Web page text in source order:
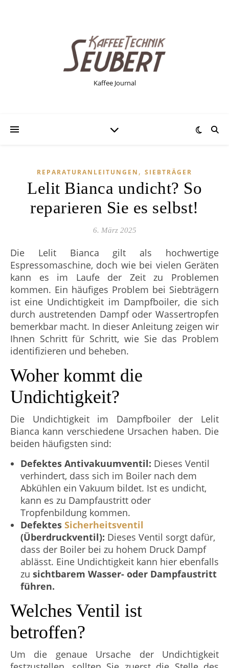
Kaffee Journal
REPARATURANLEITUNGEN , SIEBTRÄGER
Lelit Bianca undicht? So
reparieren Sie es selbst!
6. März 2025
Die Lelit Bianca gilt als hochwertige
Espressomaschine, doch wie bei vielen Geräten
kann es im Laufe der Zeit zu Problemen
kommen. Ein häufiges Problem bei Siebträgern
ist eine Undichtigkeit im Dampfboiler, die sich
durch austretenden Dampf oder Wassertropfen
bemerkbar macht. In dieser Anleitung zeigen wir
Ihnen Schritt für Schritt, wie Sie das Problem
identifizieren und beheben.
Woher kommt die
Undichtigkeit?
Die Undichtigkeit im Dampfboiler der Lelit
Bianca kann verschiedene Ursachen haben. Die
beiden häufigsten sind:
Defektes Antivakuumventil: Dieses Ventil
verhindert, dass sich im Boiler nach dem
Abkühlen ein Vakuum bildet. Ist es undicht,
kann es zu Dampfaustritt oder
Tropfenbildung kommen.
Defektes Sicherheitsventil
(Überdruckventil): Dieses Ventil sorgt dafür,
dass der Boiler bei zu hohem Druck Dampf
ablässt. Eine Undichtigkeit kann hier ebenfalls
zu sichtbarem Wasser- oder Dampfaustritt
führen.
Welches Ventil ist
betroffen?
Um die genaue Ursache der Undichtigkeit